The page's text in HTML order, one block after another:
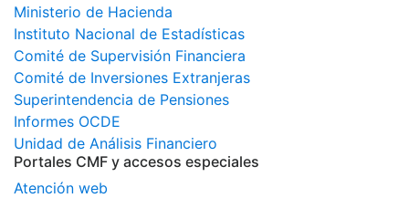
Ministerio de Hacienda
Instituto Nacional de Estadísticas
Comité de Supervisión Financiera
Comité de Inversiones Extranjeras
Superintendencia de Pensiones
Informes OCDE
Unidad de Análisis Financiero
Portales CMF y accesos especiales
Atención web